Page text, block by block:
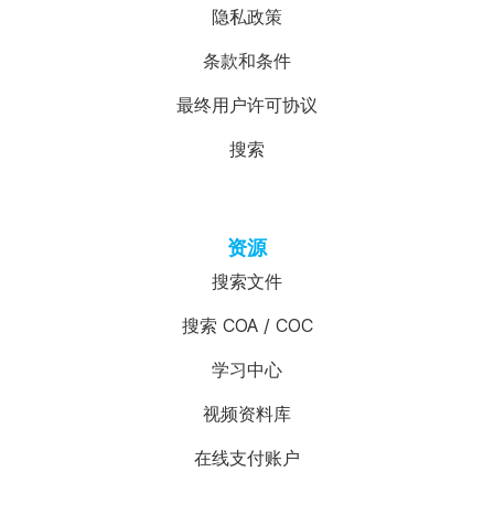
隐私政策
条款和条件
最终用户许可协议
搜索
资源
搜索文件
搜索 COA / COC
学习中心
视频资料库
在线支付账户